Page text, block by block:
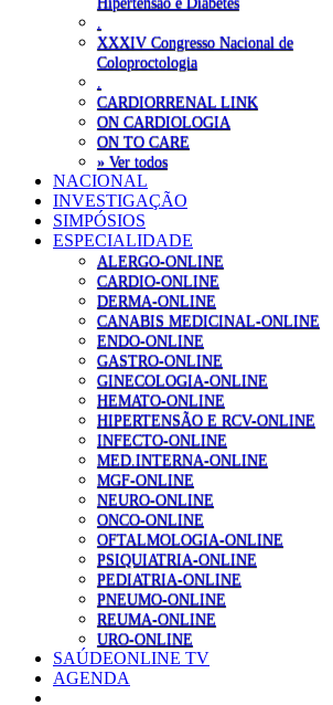
XXXIV Congresso Nacional de
Coloproctologia
CARDIORRENAL LINK
ON CARDIOLOGIA
ON TO CARE
» Ver todos
NACIONAL
INVESTIGAÇÃO
SIMPÓSIOS
ESPECIALIDADE
ALERGO-ONLINE
CARDIO-ONLINE
DERMA-ONLINE
CANABIS MEDICINAL-ONLINE
ENDO-ONLINE
GASTRO-ONLINE
GINECOLOGIA-ONLINE
HEMATO-ONLINE
HIPERTENSÃO E RCV-ONLINE
INFECTO-ONLINE
MED.INTERNA-ONLINE
MGF-ONLINE
NEURO-ONLINE
ONCO-ONLINE
OFTALMOLOGIA-ONLINE
PSIQUIATRIA-ONLINE
PEDIATRIA-ONLINE
PNEUMO-ONLINE
REUMA-ONLINE
URO-ONLINE
SAÚDEONLINE TV
AGENDA